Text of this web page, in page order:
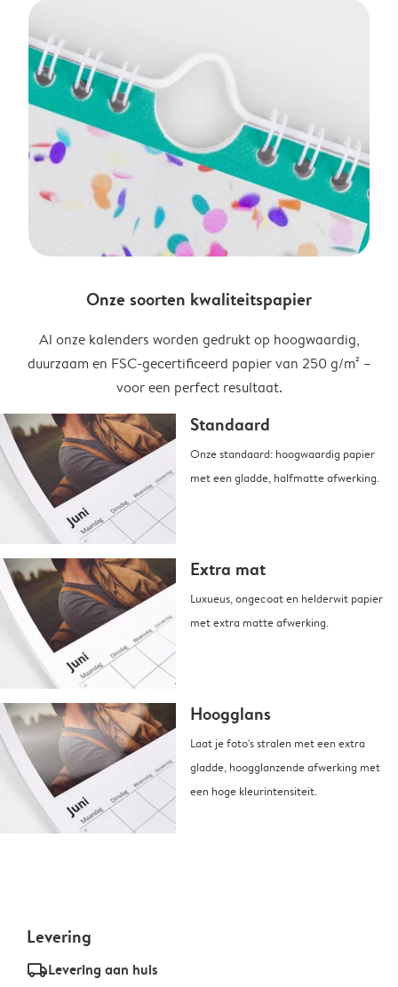
Onze soorten kwaliteitspapier
Al onze kalenders worden gedrukt op hoogwaardig,
duurzaam en FSC-gecertificeerd papier van 250 g/m² –
voor een perfect resultaat.
Standaard
Onze standaard: hoogwaardig papier
met een gladde, halfmatte afwerking.
Extra mat
Luxueus, ongecoat en helderwit papier
met extra matte afwerking.
Hoogglans
Laat je foto's stralen met een extra
gladde, hoogglanzende afwerking met
een hoge kleurintensiteit.
Levering
delivery_standard_v2Levering aan huis